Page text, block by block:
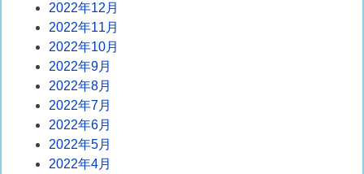
2022年12月
2022年11月
2022年10月
2022年9月
2022年8月
2022年7月
2022年6月
2022年5月
2022年4月